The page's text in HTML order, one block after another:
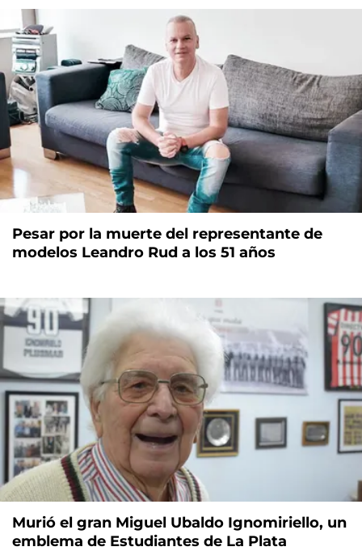
Pesar por la muerte del representante de
modelos Leandro Rud a los 51 años
Murió el gran Miguel Ubaldo Ignomiriello, un
emblema de Estudiantes de La Plata